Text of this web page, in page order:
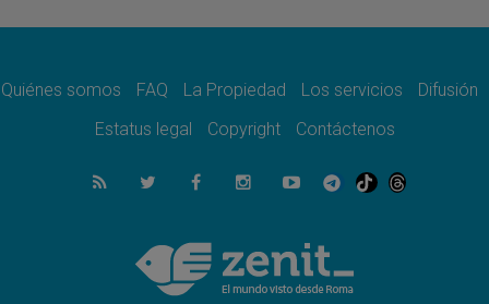
07.08.2026
07.08.2026
el compromiso del cristiano"
La matanza de niños en Gaza no cesa: 300
muertos en 300 días
Tagle: La guerra desfigura el mundo, solo la
revelación de Dios lo transfigura
Quiénes somos FAQ La Propiedad Los servicios
Difusión
Estatus legal
Copyright Contáctenos